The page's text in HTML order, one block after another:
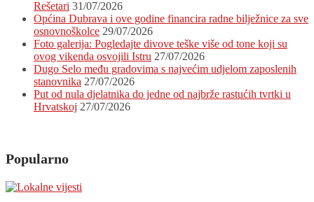
Rešetari 31/07/2026
Općina Dubrava i ove godine financira radne bilježnice za sve
osnovnoškolce 29/07/2026
Foto galerija: Pogledajte divove teške više od tone koji su
ovog vikenda osvojili Istru 27/07/2026
Dugo Selo među gradovima s najvećim udjelom zaposlenih
stanovnika 27/07/2026
Put od nula djelatnika do jedne od najbrže rastućih tvrtki u
Hrvatskoj 27/07/2026
Popularno